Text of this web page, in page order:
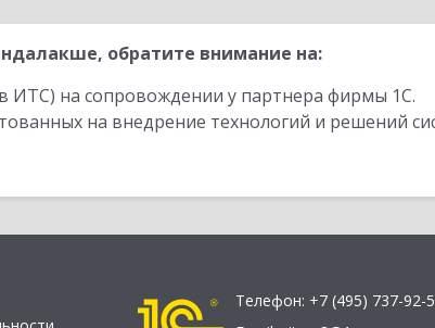
обратите внимание на:
ИТС) на сопровождении у партнера фирмы 1С.
на внедрение технологий и решений
Телефон: +7 (495) 737-92-